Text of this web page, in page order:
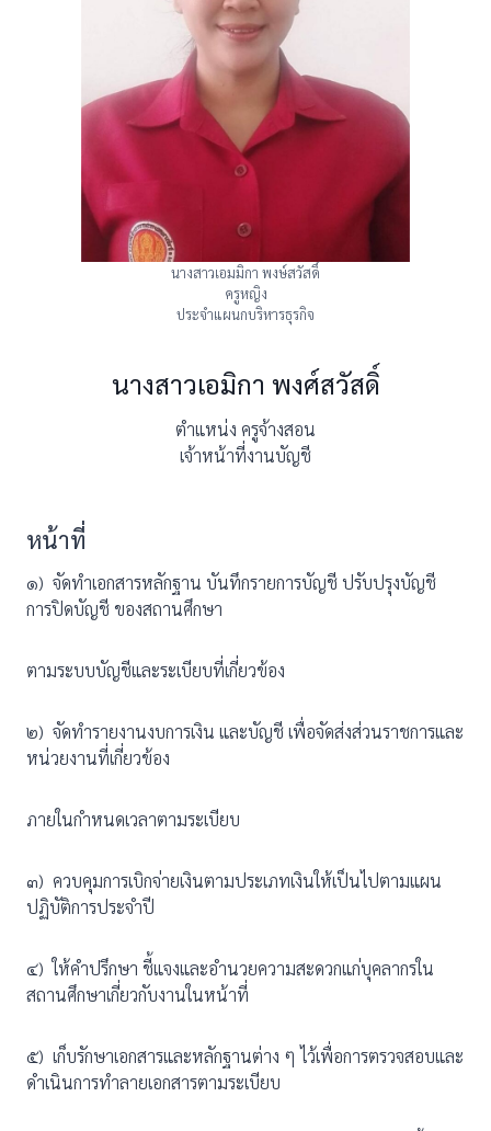
นางสาวเอมมิกา พงษ์สวัสดิ์
ครูหญิง
ประจำแผนกบริหารธุรกิจ
นางสาวเอมิกา พงศ์สวัสดิ์
ตำแหน่ง ครูจ้างสอน
เจ้าหน้าที่งานบัญชี
หน้าที่
๑) จัดทำเอกสารหลักฐาน บันทึกรายการบัญชี ปรับปรุงบัญชี
การปิดบัญชี ของสถานศึกษา
ตามระบบบัญชีและระเบียบที่เกี่ยวข้อง
๒) จัดทำรายงานงบการเงิน และบัญชี เพื่อจัดส่งส่วนราชการและ
หน่วยงานที่เกี่ยวข้อง
ภายในกำหนดเวลาตามระเบียบ
๓) ควบคุมการเบิกจ่ายเงินตามประเภทเงินให้เป็นไปตามแผน
ปฏิบัติการประจำปี
๔) ให้คำปรึกษา ชี้แจงและอำนวยความสะดวกแก่บุคลากรใน
สถานศึกษาเกี่ยวกับงานในหน้าที่
๕) เก็บรักษาเอกสารและหลักฐานต่าง ๆ ไว้เพื่อการตรวจสอบและ
ดำเนินการทำลายเอกสารตามระเบียบ